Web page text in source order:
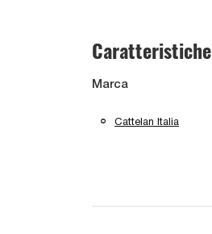
Caratteristiche
Marca
Cattelan Italia